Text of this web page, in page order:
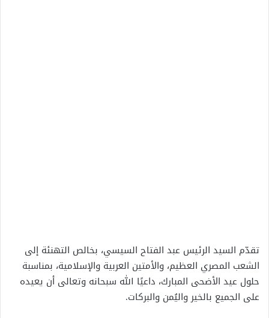
تقدّم السيد الرئيس عبد الفتاح السيسي، بخالص التهنئة إلى
الشعب المصري العظيم، والأمتين العربية والإسلامية، بمناسبة
حلول عيد الأضحى المبارك، داعيًا الله سبحانه وتعالى أن يعيده
على الجميع بالخير واليُمن والبركات.